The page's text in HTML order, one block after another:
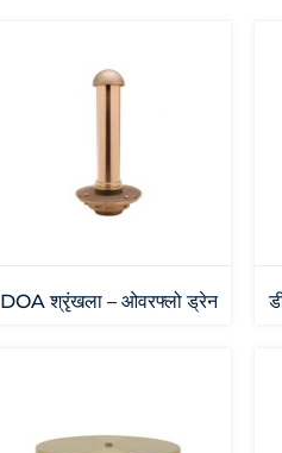
DOA श्रृंखला – ओवरफ्लो ड्रेन